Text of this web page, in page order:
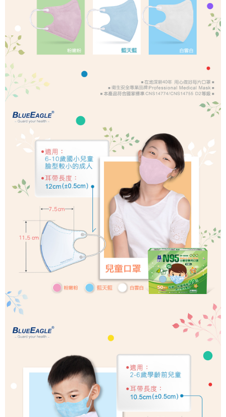
【注意事項】
1.本服務係由「台灣大哥大股份有限公司」（以下簡稱本公司）所提供，讓
用戶於交易時，得透過本服務購買商品或服務，並由商店將買賣／分期付款
買賣價金債權讓與本公司後，依約使用本公司帳單繳交帳款。
2.基於同意付款使用「大哥付你分期」之契約關係目的，商店將以您的個人
資料（包含姓名、電話或地址）提供予台灣大哥大進項蒐集、處理及利用，
由本公司與您本人進行分期帳單所需資料之確認、核對及更正。
3.完整用戶服務條款，請詳閱以下連結：
https://oppay.tw/userRule
２．訂單成立數日內，您將收到繳費通知簡訊。
３．收到繳費通知簡訊後14天內，點擊此簡訊中的連結，可透過四大超商／
ATM／網路銀行／等多元方式進行付款，方視為交易完成。
※ 請注意：結帳手續完成當下不需立刻繳費，但若您需要取消訂單，請聯絡
購買商品的店家。未經商家同意取消之訂單仍視為有效，需透過AFTEE先享
後付繳納相關費用。
※ 交易是否成功請以「AFTEE先享後付 」之結帳頁面顯示為準，若有關於
是否繳費成功／繳費後需取消欲退款等相關疑問，請聯繫「AFTEE先享後付
客戶支援中心」
https://netprotections.freshdesk.com/support/home
【注意事項】
１．透過由恩沛科技股份有限公司提供之「AFTEE先享後付」服務完成之交
易，需依本服務之必要範圍內提供個人資料，並將交易相關給付款項請求債
權轉讓予恩沛科技股份有限公司。
２．關於個人資料處理事宜，請瀏覽以下網址：
https://aftee.tw/terms/#terms3
３．未成年的使用者請事先徵得法定代理人或監護人之同意方可使用
「AFTEE先享後付」，若未經同意申辦者引起之損失，本公司不負相關責
４．使用「AFTEE先享後付」時，將依據個別帳號之用戶狀況，依本公司即
時審查核予不同之上限額度；若仍有額度不足之情形，本公司將視審查結果
請求用戶進行身份認證。
５．嚴禁一人註冊多個帳號或使用他人資訊註冊。若發現惡意使用之情形，
恩沛科技股份有限公司將有權停止該用戶之使用額度並採取法律行動。